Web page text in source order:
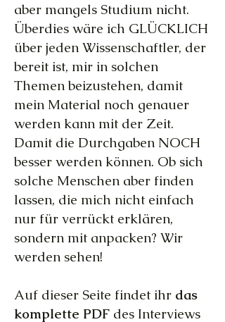
aber mangels Studium nicht.
Überdies wäre ich GLÜCKLICH
über jeden Wissenschaftler, der
bereit ist, mir in solchen
Themen beizustehen, damit
mein Material noch genauer
werden kann mit der Zeit.
Damit die Durchgaben NOCH
besser werden können. Ob sich
solche Menschen aber finden
lassen, die mich nicht einfach
nur für verrückt erklären,
sondern mit anpacken? Wir
werden sehen!
Auf dieser Seite findet ihr das
komplette PDF des Interviews